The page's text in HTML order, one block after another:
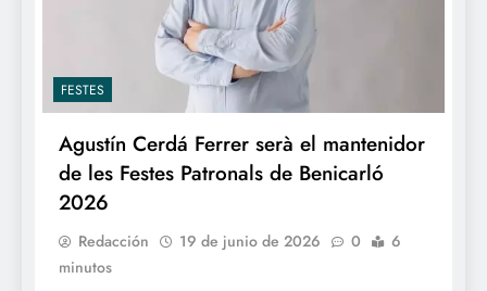
FESTES
Agustín Cerdá Ferrer serà el mantenidor
de les Festes Patronals de Benicarló
2026
Redacción 19 de junio de 2026 0
6
minutos